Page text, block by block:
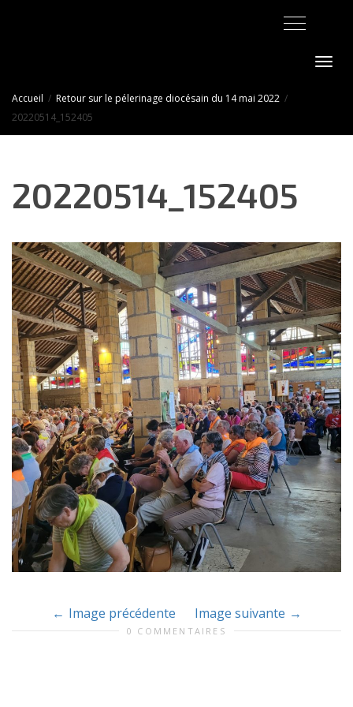
Activer/
Accueil
Retour sur le pélerinage diocésain du 14 mai 2022
20220514_152405
20220514_152405
Image précédente Image suivante
0 COMMENTAIRES